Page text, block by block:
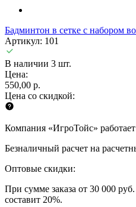
Бадминтон в сетке с набором
Артикул: 101
В наличии 3 шт.
Цена:
550,00 р.
Цена со скидкой:
Компания «ИгроТойс»
Безналичный расчет на
Оптовые скидки:
При сумме заказа от 30 000
составит 20%.